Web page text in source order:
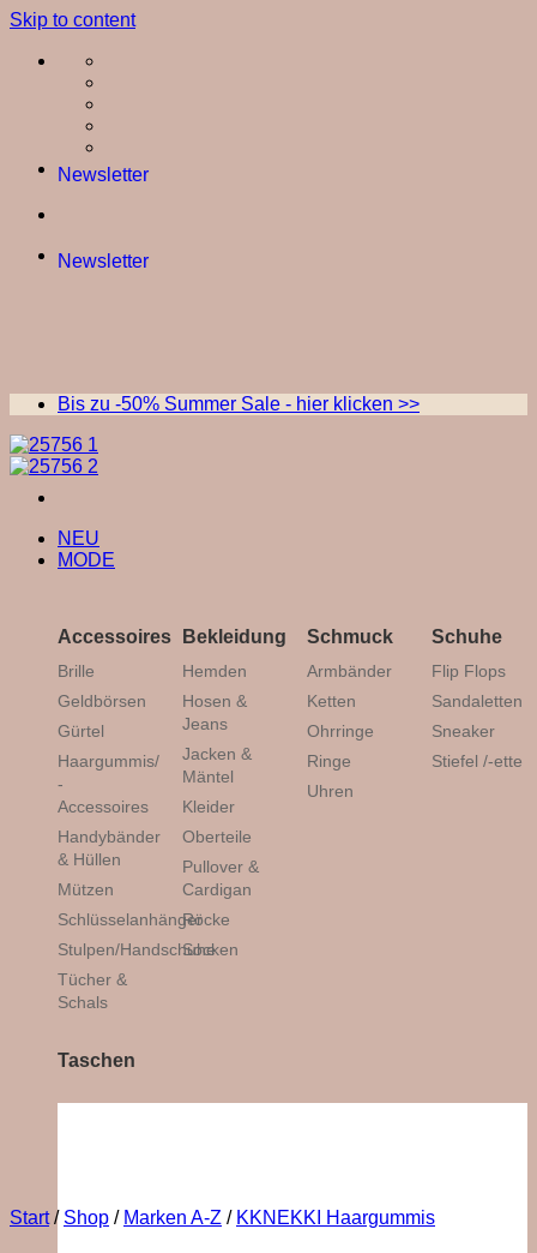
Skip to content
Newsletter
Newsletter
NEU
MODE
Accessoires
Brille
Geldbörsen
Gürtel
Haargummis/
-
Accessoires
Handybänder
& Hüllen
Mützen
Schlüsselanhänger
Stulpen/Handschuhe
Tücher &
Schals
Bekleidung
Hemden
Hosen &
Jeans
Jacken &
Mäntel
Kleider
Oberteile
Pullover &
Cardigan
Röcke
Socken
Schmuck
Armbänder
Ketten
Ohrringe
Ringe
Uhren
Schuhe
Flip Flops
Sandaletten
Sneaker
Stiefel /-ette
Taschen
Bis zu -50% Summer Sale - hier klicken >>
Start / Shop / Marken A-Z / KKNEKKI Haargummis